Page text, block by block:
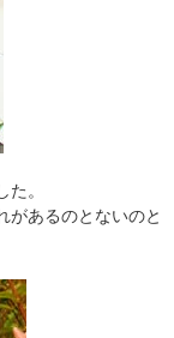
。
あるのとないのと